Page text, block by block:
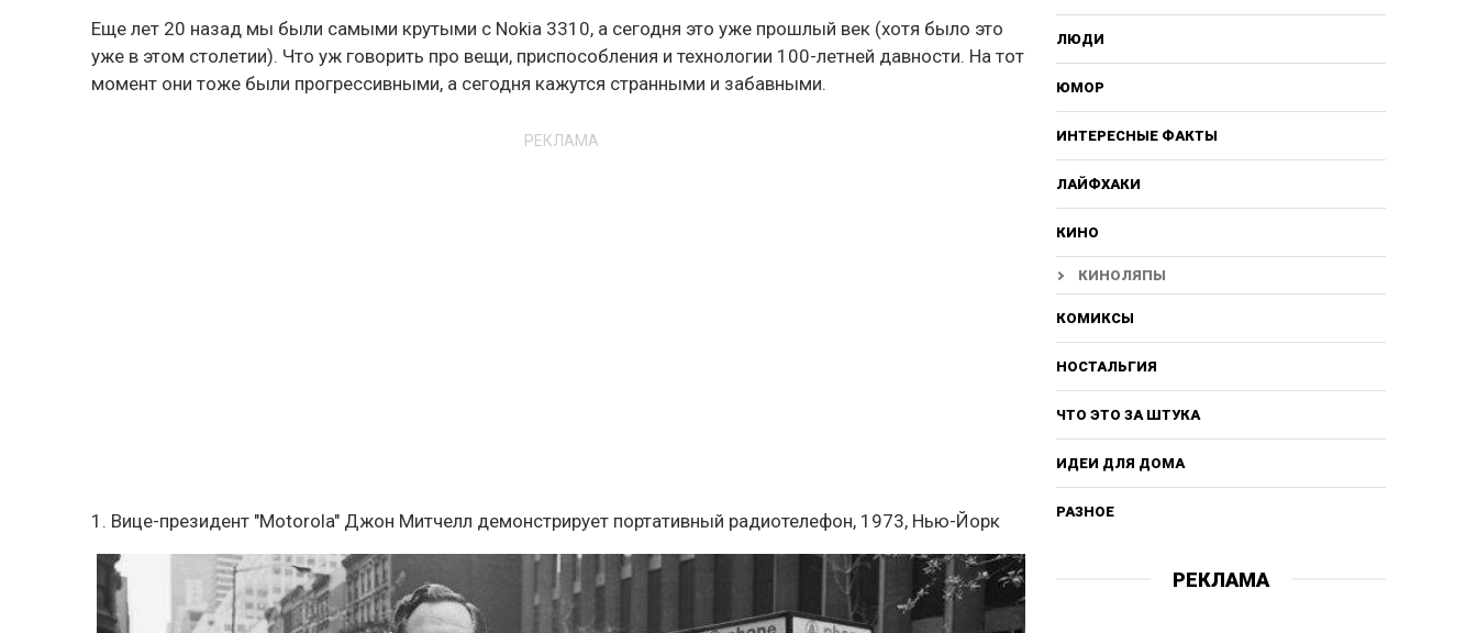
Еще лет 20 назад мы были самыми крутыми с Nokia 3310, а сегодня это уже прошлый век (хотя было это
уже в этом столетии). Что уж говорить про вещи, приспособления и технологии 100-летней давности. На тот
момент они тоже были прогрессивными, а сегодня кажутся странными и забавными.
РЕКЛАМА
1. Вице-президент "Motorola" Джон Митчелл демонстрирует портативный радиотелефон, 1973, Нью-Йорк
ЛЮДИ
ЮМОР
ИНТЕРЕСНЫЕ ФАКТЫ
ЛАЙФХАКИ
КИНО
КИНОЛЯПЫ
КОМИКСЫ
НОСТАЛЬГИЯ
ЧТО ЭТО ЗА ШТУКА
ИДЕИ ДЛЯ ДОМА
РАЗНОЕ
РЕКЛАМА